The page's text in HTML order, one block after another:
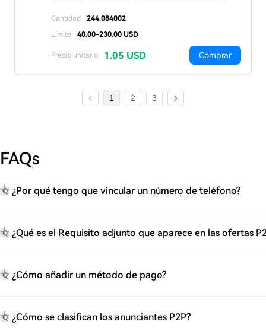
Cantidad
244.084002
Límite
40.00-230.00 USD
Precio unitario 1.05 USD Comprar
1 2 3
FAQs
Q ¿Por qué tengo que vincular un número de teléfono?
Q ¿Qué es el Requisito adjunto que aparece en las ofertas
Q ¿Cómo añadir un método de pago?
Q ¿Cómo se clasifican los anunciantes P2P?